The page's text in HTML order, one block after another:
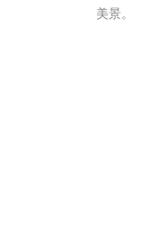
美景。